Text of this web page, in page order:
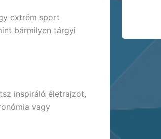
extrém sport
bármilyen tárgyi
inspiráló életrajzot,
vagy